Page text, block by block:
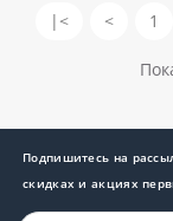
|< < 1
Подпишитесь на
скидках и акциях